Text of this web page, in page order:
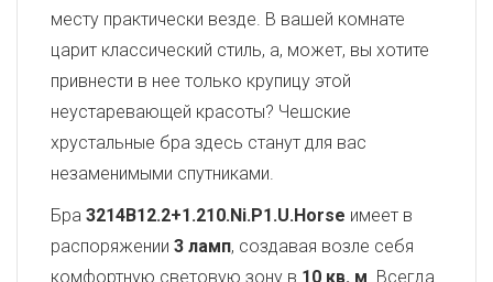
месту практически везде. В вашей комнате
царит классический стиль, а, может, вы хотите
привнести в нее только крупицу этой
неустаревающей красоты? Чешские
хрустальные бра здесь станут для вас
незаменимыми спутниками.
Бра 3214B12.2+1.210.Ni.P1.U.Horse имеет в
распоряжении 3 ламп, создавая возле себя
комфортную световую зону в 10 кв. м . Всегда